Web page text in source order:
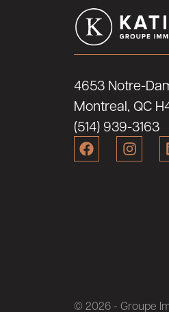
4653 Notre-
Montreal, QC
(514) 939-3163
© 2026 - Groupe